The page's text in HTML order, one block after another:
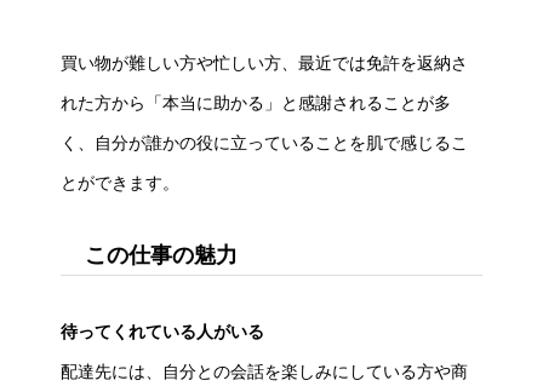
買い物が難しい方や忙しい方、最近では免許を返納さ
れた方から「本当に助かる」と感謝されることが多
く、自分が誰かの役に立っていることを肌で感じるこ
とができます。
この仕事の魅力
待ってくれている人がいる
配達先には、自分との会話を楽しみにしている方や商